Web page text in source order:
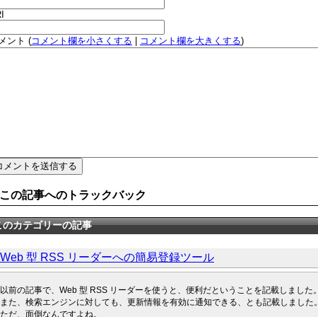
ント (コメント欄を小さくする コメント欄を大きくする)
この記事へのトラックバック
のカテゴリーの記事
Web 型 RSS リーダーへの簡易登録ツール
以前の記事で、Web 型 RSS リーダーを使うと、便利だということを記載しました。
また、検索エンジンに対しても、更新情報を有効に通知できる、とも記載しました。
ただ、面倒なんですよね。